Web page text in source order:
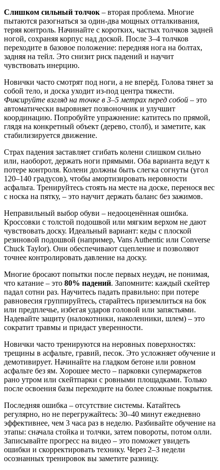
Слишком сильный толчок – вторая проблема. Многие
пытаются разогнаться за один-два мощных отталкивания,
теряя контроль. Начинайте с коротких, частых толчков задней
ногой, сохраняя корпус над доской. После 3–4 толчков
переходите в базовое положение: передняя нога на болтах,
задняя на тейл. Это снизит риск падений и научит
чувствовать инерцию.
Новички часто смотрят под ноги, а не вперёд. Голова тянет за
собой тело, и доска уходит из-под центра тяжести.
Фиксируйте взгляд на точке в 3–5 метрах перед собой – это
автоматически выровняет позвоночник и улучшит
координацию. Попробуйте упражнение: катитесь по прямой,
глядя на конкретный объект (дерево, столб), и заметите, как
стабилизируется движение.
Страх падения заставляет сгибать колени слишком сильно
или, наоборот, держать ноги прямыми. Оба варианта ведут к
потере контроля. Колени должны быть слегка согнуты (угол
120–140 градусов), чтобы амортизировать неровности
асфальта. Тренируйтесь стоять на месте на доске, перенося вес
с носка на пятку, – это научит держать баланс без зажимов.
Неправильный выбор обуви – недооценённая ошибка.
Кроссовки с толстой подошвой или мягким верхом не дают
чувствовать доску. Идеальный вариант: кеды с плоской
резиновой подошвой (например, Vans Authentic или Converse
Chuck Taylor). Они обеспечивают сцепление и позволяют
точнее контролировать давление на доску.
Многие бросают попытки после первых неудач, не понимая,
что катание – это 80% падений. Запомните: каждый скейтер
падал сотни раз. Научитесь падать правильно: при потере
равновесия группируйтесь, старайтесь приземлиться на бок
или предплечье, избегая ударов головой или запястьями.
Надевайте защиту (налокотники, наколенники, шлем) – это
сократит травмы и придаст уверенности.
Новички часто тренируются на неровных поверхностях:
трещины в асфальте, гравий, песок. Это усложняет обучение и
демотивирует. Начинайте на гладком бетоне или ровном
асфальте без ям. Хорошее место – парковки супермаркетов
рано утром или скейтпарки с ровными площадками. Только
после освоения базы переходите на более сложные покрытия.
Последняя ошибка – отсутствие системы. Катайтесь
регулярно, но не перегружайтесь: 30–40 минут ежедневно
эффективнее, чем 3 часа раз в неделю. Разбивайте обучение на
этапы: сначала стойка и толчки, затем повороты, потом олли.
Записывайте прогресс на видео – это поможет увидеть
ошибки и скорректировать технику. Через 2–3 недели
осознанных тренировок вы заметите разницу.